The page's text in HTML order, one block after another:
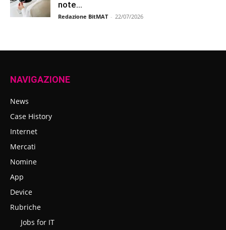
note...
Redazione BitMAT - 22/07/2026
NAVIGAZIONE
News
Case History
Internet
Mercati
Nomine
App
Device
Rubriche
Jobs for IT